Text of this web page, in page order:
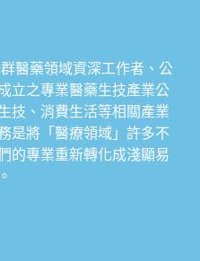
醫藥領域資深工作者、公
立之專業醫藥生技產業公
技、消費生活等相關產業
是將「醫療領域」許多不
的專業重新轉化成淺顯易